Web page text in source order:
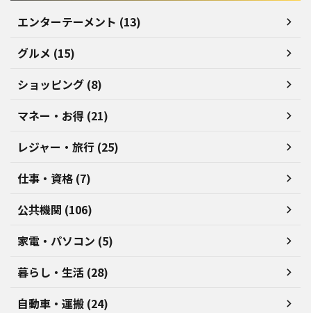
エンターテーメント (13)
グルメ (15)
ショッピング (8)
マネー・お得 (21)
レジャー・旅行 (25)
仕事・資格 (7)
公共機関 (106)
家電・パソコン (5)
暮らし・生活 (28)
自動車・運搬 (24)